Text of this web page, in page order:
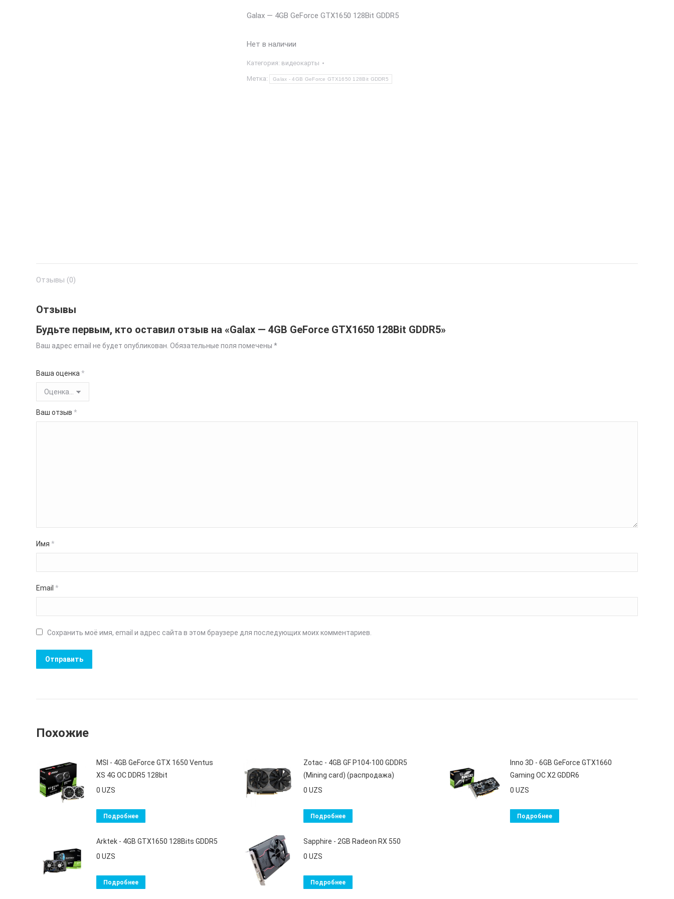
Galax — 4GB GeForce GTX1650 128Bit GDDR5
Нет в наличии
Категория: видеокарты
Метка: Galax - 4GB GeForce GTX1650 128Bit GDDR5
Отзывы (0)
Отзывы
Будьте первым, кто оставил отзыв на «Galax — 4GB GeForce GTX1650 128Bit GDDR5»
Ваш адрес email не будет опубликован. Обязательные поля помечены *
Ваша оценка*
Ваш отзыв *
Имя *
Email *
Сохранить моё имя, email и адрес сайта в этом браузере для последующих моих комментариев.
Похожие
MSI - 4GB GeForce GTX 1650 Ventus
XS 4G OC DDR5 128bit
0 UZS
Подробнее
Zotac - 4GB GF P104-100 GDDR5
(Mining card) (распродажа)
0 UZS
Подробнее
Inno 3D - 6GB GeForce GTX1660
Gaming OC X2 GDDR6
0 UZS
Подробнее
Arktek - 4GB GTX1650 128Bits GDDR5
0 UZS
Подробнее
Sapphire - 2GB Radeon RX 550
0 UZS
Подробнее